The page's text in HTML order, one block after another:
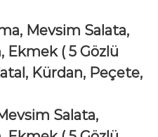
Mevsim Salata,
Ekmek ( 5 Gözlü
Kürdan, Peçete,
Salata,